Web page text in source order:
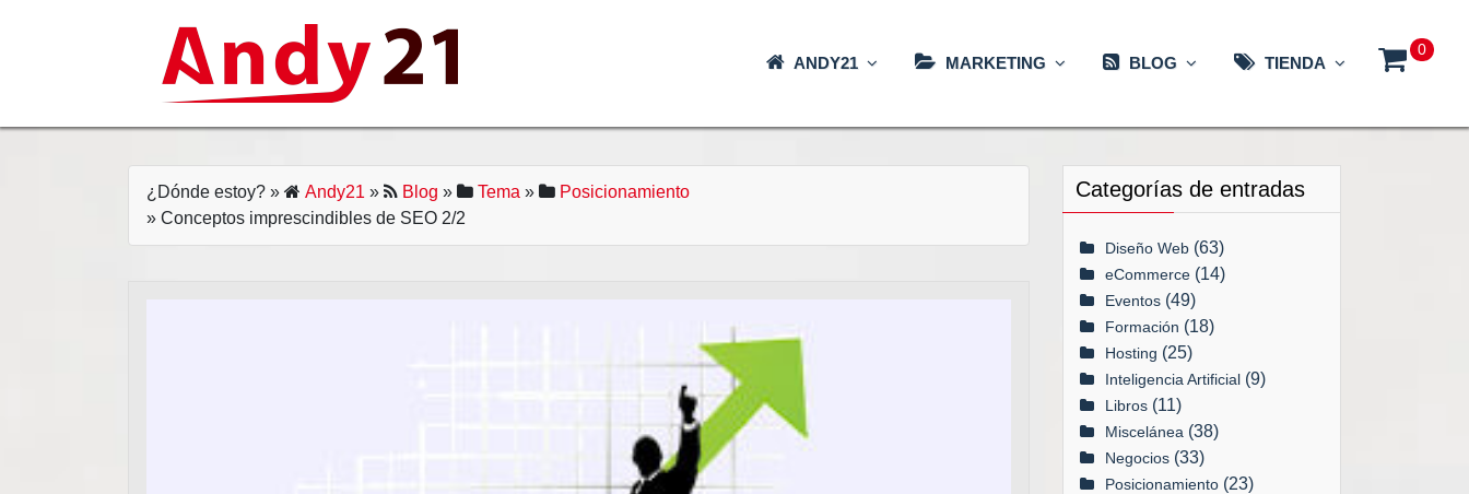
0
ANDY21 MARKETING BLOG TIENDA
¿Dónde estoy? » Andy21 » Blog » Tema »
Posicionamiento
» Conceptos imprescindibles de SEO 2/2
Categorías de entradas
Diseño Web (63)
eCommerce (14)
Eventos (49)
Formación (18)
Hosting (25)
Inteligencia Artificial (9)
Libros (11)
Miscelánea (38)
Negocios (33)
Posicionamiento (23)